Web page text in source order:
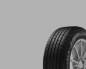
Lubricantes